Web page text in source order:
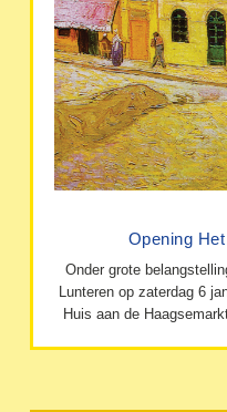
Opening
Onder grote
Lunteren op zaterdag 6
Huis aan de